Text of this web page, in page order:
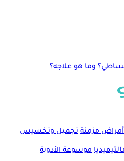
وما هو علاجه؟
أمراض مزمنة تجميل وتخسيس
موسوعة الأدوية